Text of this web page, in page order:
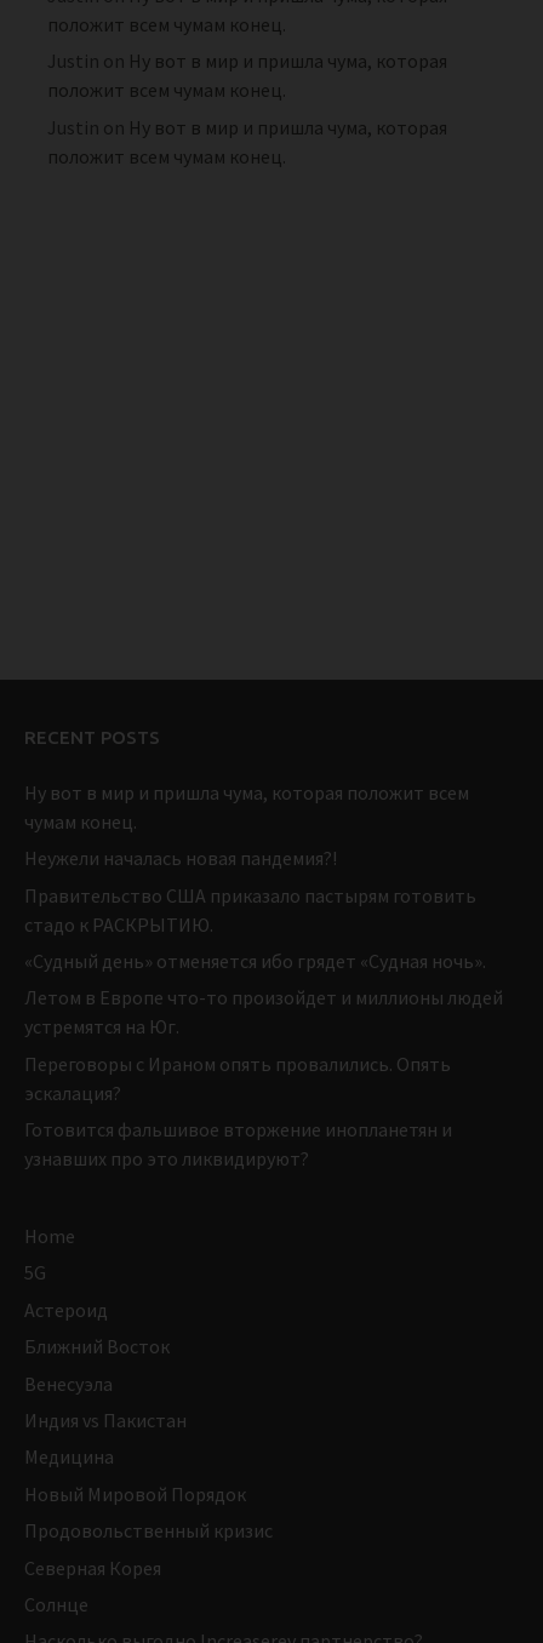
положит всем чумам конец.
Justin on Ну вот в мир и пришла чума, которая
положит всем чумам конец.
Justin on Ну вот в мир и пришла чума, которая
положит всем чумам конец.
RECENT POSTS
Ну вот в мир и пришла чума, которая положит всем
чумам конец.
Неужели началась новая пандемия?!
Правительство США приказало пастырям готовить
стадо к РАСКРЫТИЮ.
«Судный день» отменяется ибо грядет «Судная ночь».
Летом в Европе что-то произойдет и миллионы людей
устремятся на Юг.
Переговоры с Ираном опять провалились. Опять
эскалация?
Готовится фальшивое вторжение инопланетян и
узнавших про это ликвидируют?
Home
5G
Астероид
Ближний Восток
Венесуэла
Индия vs Пакистан
Медицина
Новый Мировой Порядок
Продовольственный кризис
Северная Корея
Солнце